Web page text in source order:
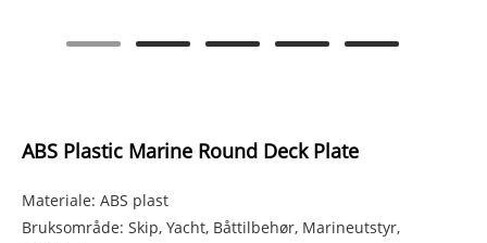
ABS Plastic Marine Round Deck Plate
Materiale: ABS plast
Bruksområde: Skip, Yacht, Båttilbehør, Marineutstyr,